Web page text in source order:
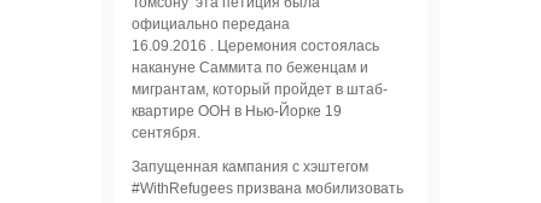
официально передана
16.09.2016 . Церемония состоялась
накануне Саммита по беженцам и
мигрантам, который пройдет в штаб-
квартире ООН в Нью-Йорке 19
сентября.
Запущенная кампания с хэштегом
#WithRefugees призвана мобилизовать